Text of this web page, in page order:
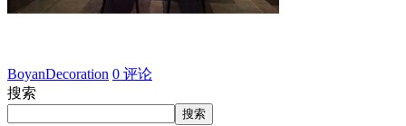
BoyanDecoration 0 评论
搜索
搜索